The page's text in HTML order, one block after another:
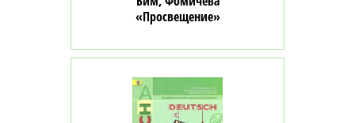
«Просвещение»